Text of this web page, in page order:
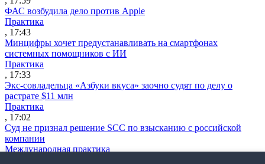
ФАС возбудила дело против Apple
Практика
, 17:43
Минцифры хочет предустанавливать на смартфонах
системных помощников с ИИ
Практика
, 17:33
Экс-совладельца «Азбуки вкуса» заочно судят по делу о
растрате $11 млн
Практика
, 17:02
Суд не признал решение SCC по взысканию с российской
компании
Международная практика